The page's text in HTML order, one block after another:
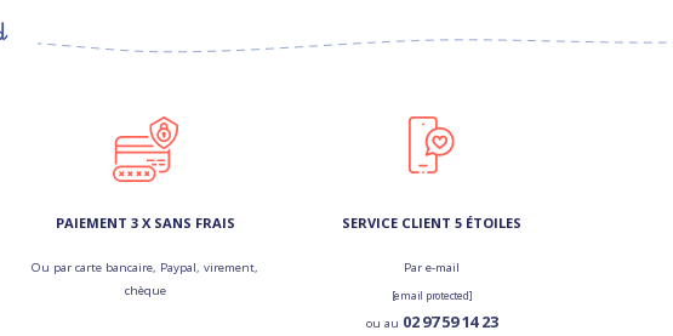
PAIEMENT 3 X SANS FRAIS
Ou par carte bancaire, Paypal, virement,
chèque
SERVICE CLIENT 5 ÉTOILES
Par e-mail
[email protected]
ou au 02 97 59 14 23